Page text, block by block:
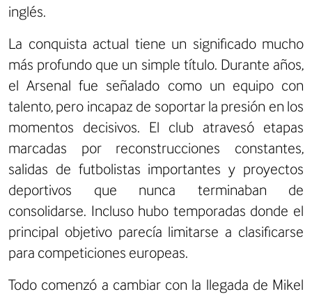
inglés.
La conquista actual tiene un significado mucho
más profundo que un simple título. Durante años,
el Arsenal fue señalado como un equipo con
talento, pero incapaz de soportar la presión en los
momentos decisivos. El club atravesó etapas
marcadas por reconstrucciones constantes,
salidas de futbolistas importantes y proyectos
deportivos que nunca terminaban de
consolidarse. Incluso hubo temporadas donde el
principal objetivo parecía limitarse a clasificarse
para competiciones europeas.
Todo comenzó a cambiar con la llegada de Mikel